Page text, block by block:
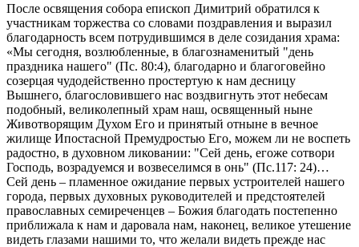
После освящения собора епископ Димитрий обратился к
участникам торжества со словами поздравления и выразил
благодарность всем потрудившимся в деле созидания храма:
«Мы сегодня, возлюбленные, в благознаменитый "день
праздника нашего" (Пс. 80:4), благодарно и благоговейно
созерцая чудодейственно простертую к нам десницу
Вышнего, благословившего нас воздвигнуть этот небесам
подобный, великолепный храм наш, освященный ныне
Животворящим Духом Его и принятый отныне в вечное
жилище Ипостасной Премудростью Его, можем ли не воспеть
радостно, в духовном ликовании: "Сей день, егоже сотвори
Господь, возрадуемся и возвеселимся в онь" (Пс.117: 24)…
Сей день – пламенное ожидание первых устроителей нашего
города, первых духовных руководителей и предстоятелей
православных семиреченцев – Божия благодать постепенно
приближала к нам и даровала нам, наконец, великое утешение
видеть глазами нашими то, что желали видеть прежде нас